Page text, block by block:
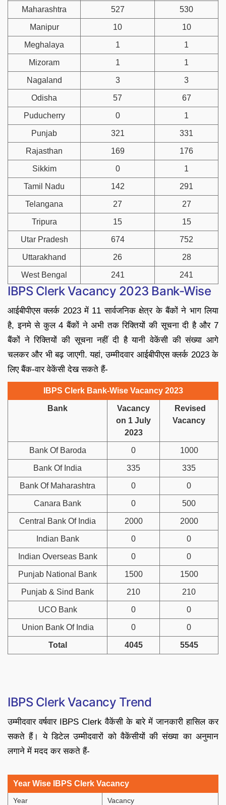
Maharashtra 527 530
Manipur 10 10
Meghalaya 1 1
Mizoram 1 1
Nagaland 3 3
Odisha 57 67
Puducherry 0 1
Punjab 321 331
Rajasthan 169 176
Sikkim 0 1
Tamil Nadu 142 291
Telangana 27 27
Tripura 15 15
Utar Pradesh 674 752
Uttarakhand 26 28
West Bengal 241 241
IBPS Clerk Vacancy 2023 Bank-Wise
आईबीपीएस क्लर्क 2023 में 11 सार्वजनिक क्षेत्र के बैंकों ने भाग लिया
है, इनमे से कुल 4 बैंकों ने अभी तक रिक्तियों की सूचना दी है और 7
बैंकों ने रिक्तियों की सूचना नहीं दी है यानी वेकेंसी की संख्या आगे
चलकर और भी बढ़ जाएगी. यहां, उम्मीदवार आईबीपीएस क्लर्क 2023 के
लिए बैंक-वार वेकेंसी देख सकते हैं-
IBPS Clerk Bank-Wise Vacancy 2023
Bank
Vacancy
on 1 July
2023
Revised
Vacancy
Bank Of Baroda 0 1000
Bank Of India 335 335
Bank Of Maharashtra 0 0
Canara Bank 0 500
Central Bank Of India 2000 2000
Indian Bank 0 0
Indian Overseas Bank 0 0
Punjab National Bank 1500 1500
Punjab & Sind Bank 210 210
UCO Bank 0 0
Union Bank Of India 0 0
Total 4045 5545
IBPS Clerk Vacancy Trend
उम्मीदवार वर्षवार IBPS Clerk वैकेंसी के बारे में जानकारी हासिल कर
सकते हैं। ये डिटेल उम्मीदवारों को वैकेंसीयों की संख्या का अनुमान
लगाने में मदद कर सकते हैं-
Year Wise IBPS Clerk Vacancy
Year Vacancy